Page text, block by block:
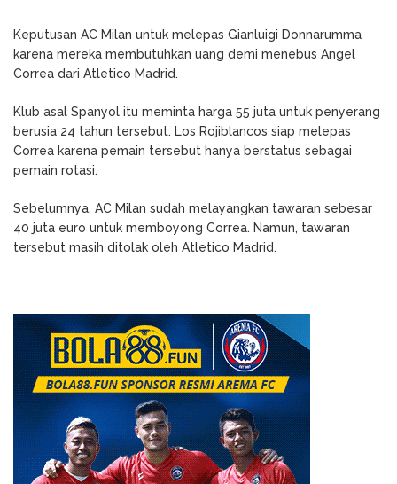
Keputusan AC Milan untuk melepas Gianluigi Donnarumma
karena mereka membutuhkan uang demi menebus Angel
Correa dari Atletico Madrid.
Klub asal Spanyol itu meminta harga 55 juta untuk penyerang
berusia 24 tahun tersebut. Los Rojiblancos siap melepas
Correa karena pemain tersebut hanya berstatus sebagai
pemain rotasi.
Sebelumnya, AC Milan sudah melayangkan tawaran sebesar
40 juta euro untuk memboyong Correa. Namun, tawaran
tersebut masih ditolak oleh Atletico Madrid.